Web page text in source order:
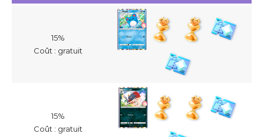
15%
Coût : gratuit
15%
Coût : gratuit